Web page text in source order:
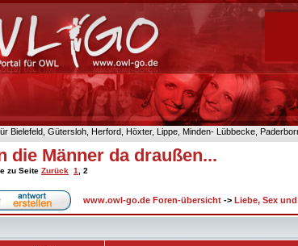
Bielefeld, Gütersloh, Herford, Höxter, Lippe, Minden- Lübbecke,
die Männer da draußen...
zu Seite Zurück 1 2
www.owl-go.de Foren-übersicht -> Liebe, Sex